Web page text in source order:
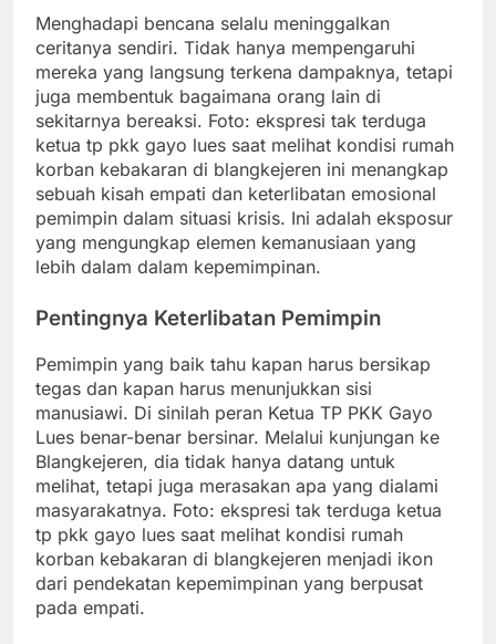
Menghadapi bencana selalu meninggalkan
ceritanya sendiri. Tidak hanya mempengaruhi
mereka yang langsung terkena dampaknya, tetapi
juga membentuk bagaimana orang lain di
sekitarnya bereaksi. Foto: ekspresi tak terduga
ketua tp pkk gayo lues saat melihat kondisi rumah
korban kebakaran di blangkejeren ini menangkap
sebuah kisah empati dan keterlibatan emosional
pemimpin dalam situasi krisis. Ini adalah eksposur
yang mengungkap elemen kemanusiaan yang
lebih dalam dalam kepemimpinan.
Pentingnya Keterlibatan Pemimpin
Pemimpin yang baik tahu kapan harus bersikap
tegas dan kapan harus menunjukkan sisi
manusiawi. Di sinilah peran Ketua TP PKK Gayo
Lues benar-benar bersinar. Melalui kunjungan ke
Blangkejeren, dia tidak hanya datang untuk
melihat, tetapi juga merasakan apa yang dialami
masyarakatnya. Foto: ekspresi tak terduga ketua
tp pkk gayo lues saat melihat kondisi rumah
korban kebakaran di blangkejeren menjadi ikon
dari pendekatan kepemimpinan yang berpusat
pada empati.